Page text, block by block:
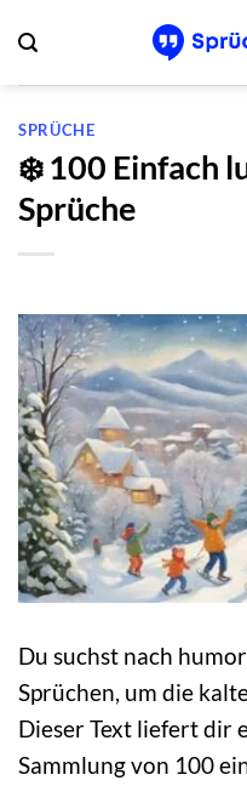
Inhalt
springen
SPRÜCHE
❄️ 100 Einfach
Sprüche
Du suchst nach
Sprüchen, um die
Dieser Text liefert dir
Sammlung von 100